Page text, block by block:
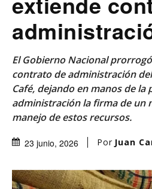
El Gobierno Nacional
contrato de administración
Café, dejando en manos de la
administración la firma de un
manejo de estos recursos.
23 junio, 2026 Por Juan